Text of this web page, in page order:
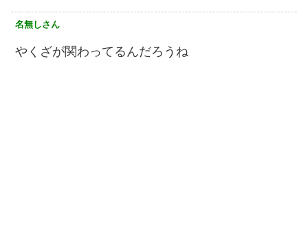
名無しさん
やくざが関わってるんだろうね